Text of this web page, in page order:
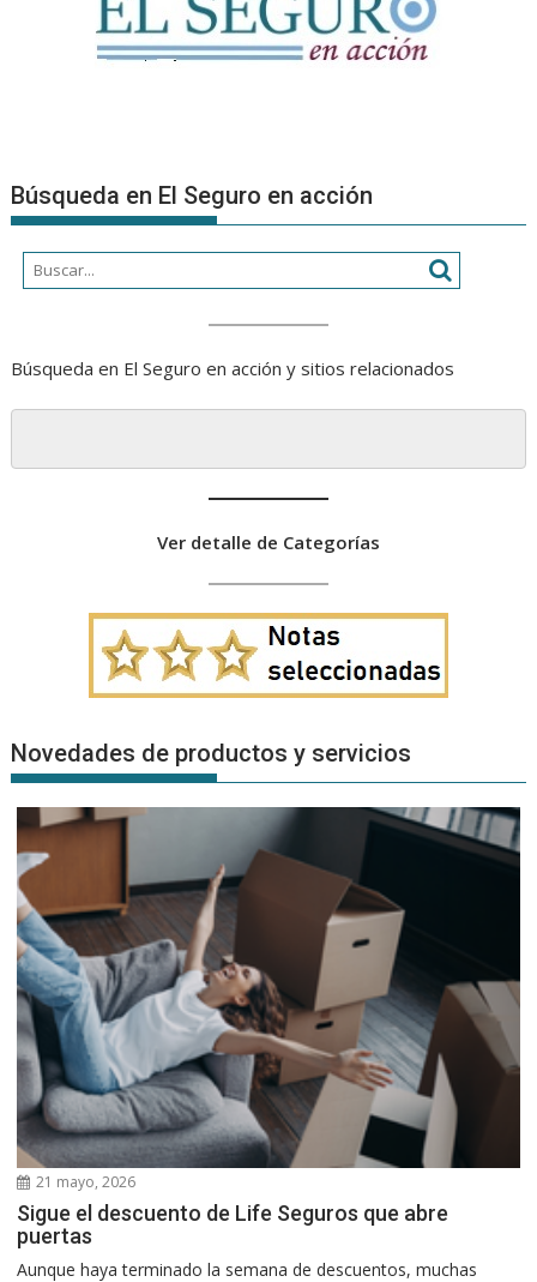
Búsqueda en El Seguro en acción
Búsqueda en El Seguro en acción y sitios relacionados
Ver detalle de Categorías
Novedades de productos y servicios
21 mayo, 2026
Sigue el descuento de Life Seguros que abre
puertas
Aunque haya terminado la semana de descuentos, muchas